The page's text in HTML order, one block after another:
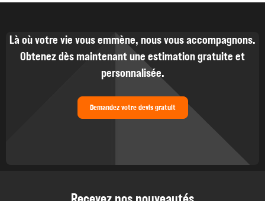
Là où votre vie vous emmène, nous vous accompagnons.
Obtenez dès maintenant une estimation gratuite et
personnalisée.
Demandez votre devis gratuit